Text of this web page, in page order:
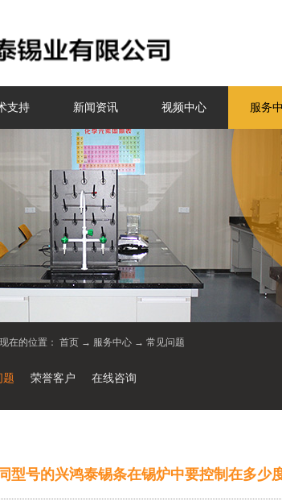
支持 新闻资讯 视频中心 服务
题 荣誉客户 在线咨询
在的位置： 首页 → 服务中心 → 常见问题
型号的兴鸿泰锡条在锡炉中要控制在多少